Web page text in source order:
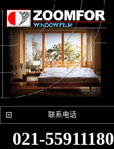
联系电话
021-55911180